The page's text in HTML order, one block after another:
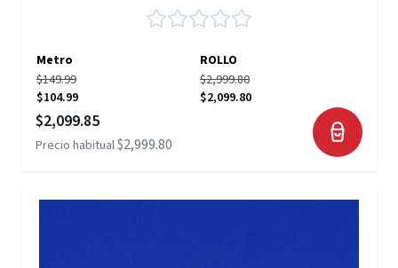
Metro
ROLLO
$149.99
$104.99
$2,999.80
$2,099.80
Precio especial
$2,099.85
Precio habitual$2,999.80